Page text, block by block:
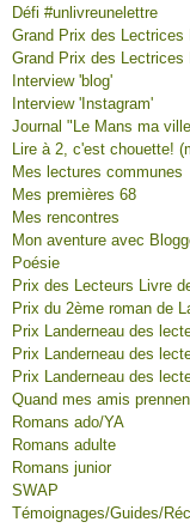
Défi #unlivreunelettre
Grand Prix des Lectrices
Grand Prix des Lectrices
Interview 'blog'
Interview 'Instagram'
Journal "Le Mans ma
Lire à 2, c'est chouette!
Mes lectures communes
Mes premières 68
Mes rencontres
Mon aventure avec
Poésie
Prix des Lecteurs Livre
Prix du 2ème roman de
Prix Landerneau des
Prix Landerneau des
Prix Landerneau des
Quand mes amis
Romans ado/YA
Romans adulte
Romans junior
SWAP
Témoignages/Guides/